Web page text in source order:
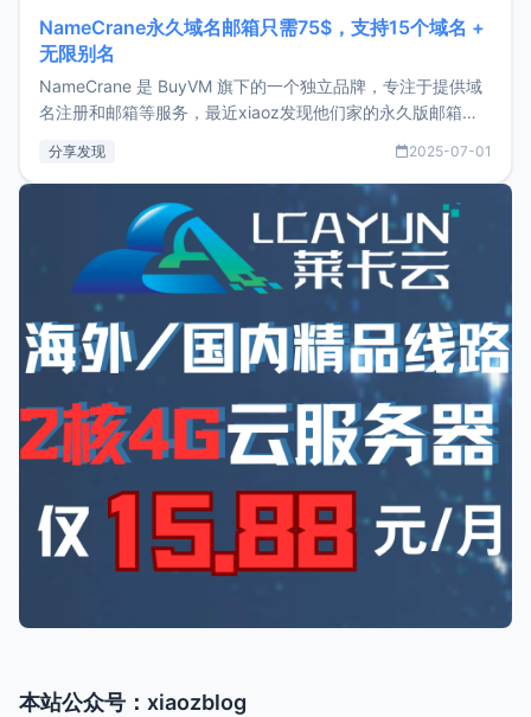
NameCrane永久域名邮箱只需75$，支持15个域名 +
无限别名
NameCrane 是 BuyVM 旗下的一个独立品牌，专注于提供域
名注册和邮箱等服务，最近xiaoz发现他们家的永久版邮箱服
又实惠的域名邮箱，不妨尝试一下 NameCrane。注册
NameCraneNameCrane不支持直接注册，必须要购买
分享发现 2025-07-01
本站公众号：xiaozblog